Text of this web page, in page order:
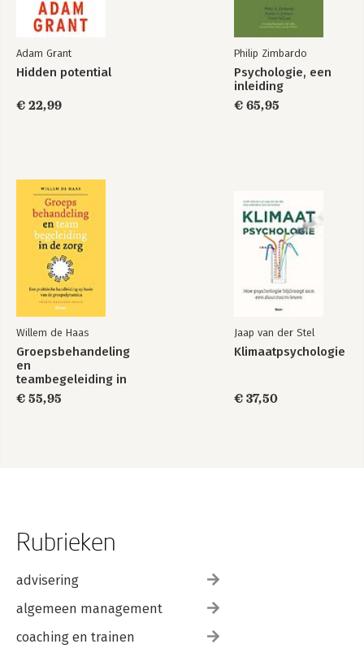
Adam Grant
Hidden potential
€ 22,99
Philip Zimbardo
Psychologie, een
inleiding
€ 65,95
Willem de Haas
Groepsbehandeling
en
teambegeleiding in
de zorg
€ 55,95
Jaap van der Stel
Klimaatpsychologie
€ 37,50
Rubrieken
advisering
algemeen management
coaching en trainen